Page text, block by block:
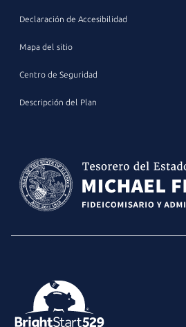
Declaración de Accesibilidad
Mapa del sitio
Centro de Seguridad
Descripción del Plan